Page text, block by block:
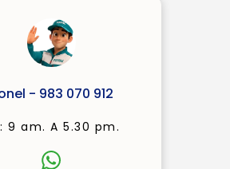
- 983 070 912
9 am. A 5.30 pm.